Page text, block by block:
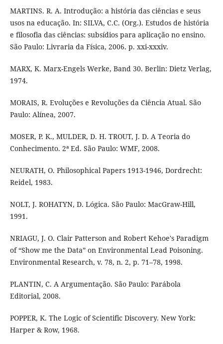
MARTINS. R. A. Introdução: a história das ciências e seus
usos na educação. In: SILVA, C.C. (Org.). Estudos de história
e filosofia das ciências: subsídios para aplicação no ensino.
São Paulo: Livraria da Física, 2006. p. xxi-xxxiv.
MARX, K. Marx-Engels Werke, Band 30. Berlin: Dietz Verlag,
1974.
MORAIS, R. Evoluções e Revoluções da Ciência Atual. São
Paulo: Alínea, 2007.
MOSER, P. K., MULDER, D. H. TROUT, J. D. A Teoria do
Conhecimento. 2ª Ed. São Paulo: WMF, 2008.
NEURATH, O. Philosophical Papers 1913-1946, Dordrecht:
Reidel, 1983.
NOLT, J. ROHATYN, D. Lógica. São Paulo: MacGraw-Hill,
1991.
NRIAGU, J. O. Clair Patterson and Robert Kehoe's Paradigm
of “Show me the Data” on Environmental Lead Poisoning.
Environmental Research, v. 78, n. 2, p. 71–78, 1998.
PLANTIN, C. A Argumentação. São Paulo: Parábola
Editorial, 2008.
POPPER, K. The Logic of Scientific Discovery. New York:
Harper & Row, 1968.